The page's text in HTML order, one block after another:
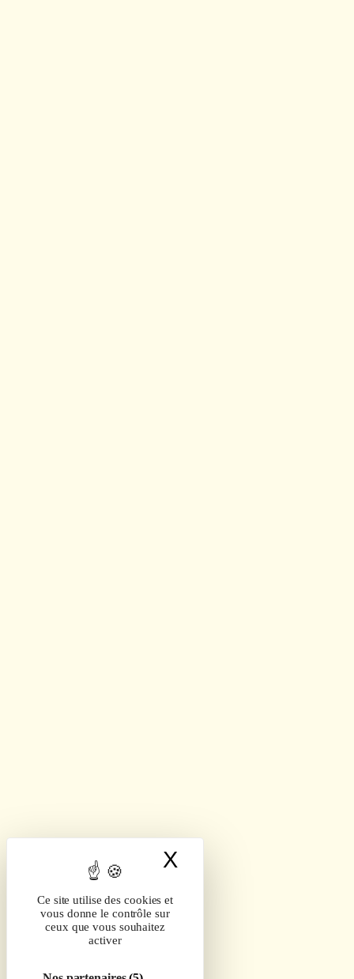
Ce site utilise des cookies et
vous donne le contrôle sur
ceux que vous souhaitez
activer
X